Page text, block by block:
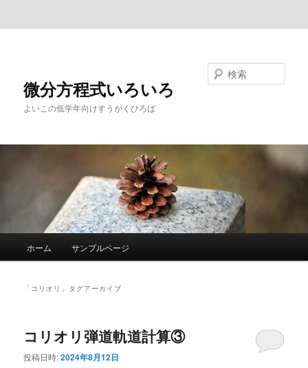
微分方程式いろいろ
よいこの低学年向けすうがくひろば
ホーム サンプルページ
「 コリオリ 」タグアーカイブ
コリオリ弾道軌道計算③
投稿日時:2024年8月12日